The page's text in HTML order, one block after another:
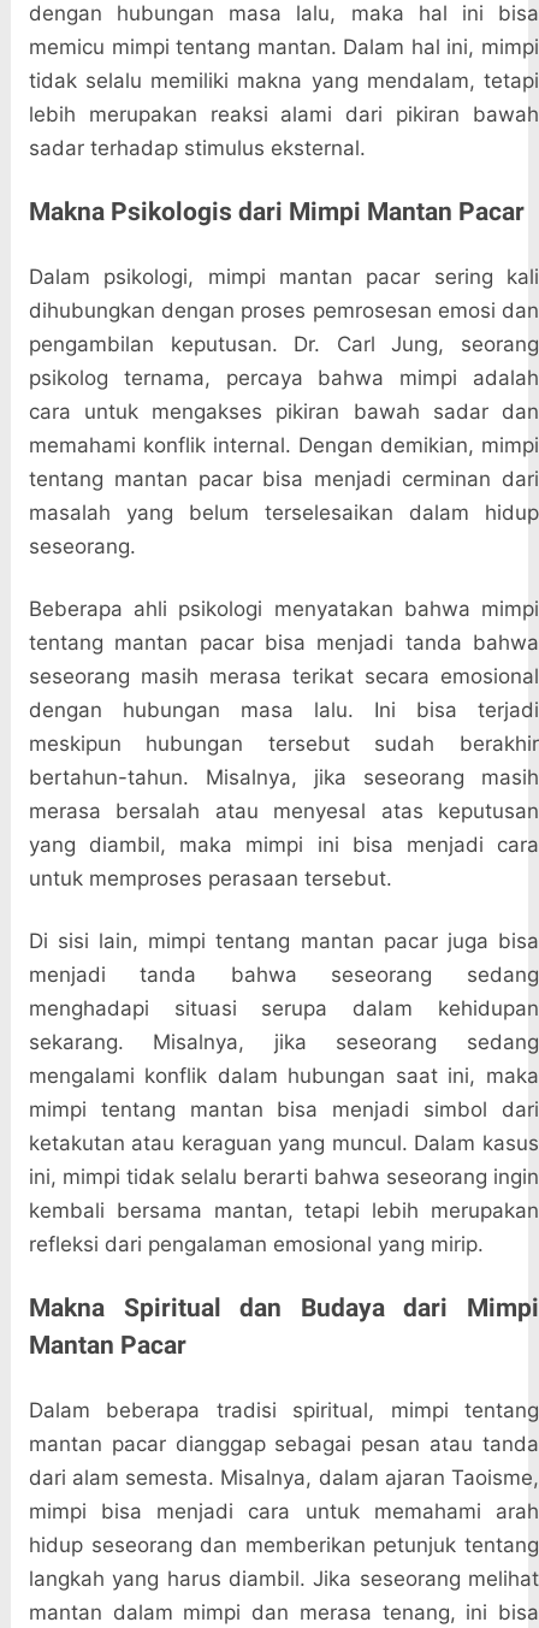
dengan hubungan masa lalu, maka hal ini bisa
memicu mimpi tentang mantan. Dalam hal ini, mimpi
tidak selalu memiliki makna yang mendalam, tetapi
lebih merupakan reaksi alami dari pikiran bawah
sadar terhadap stimulus eksternal.
Makna Psikologis dari Mimpi Mantan Pacar
Dalam psikologi, mimpi mantan pacar sering kali
dihubungkan dengan proses pemrosesan emosi dan
pengambilan keputusan. Dr. Carl Jung, seorang
psikolog ternama, percaya bahwa mimpi adalah
cara untuk mengakses pikiran bawah sadar dan
memahami konflik internal. Dengan demikian, mimpi
tentang mantan pacar bisa menjadi cerminan dari
masalah yang belum terselesaikan dalam hidup
seseorang.
Beberapa ahli psikologi menyatakan bahwa mimpi
tentang mantan pacar bisa menjadi tanda bahwa
seseorang masih merasa terikat secara emosional
dengan hubungan masa lalu. Ini bisa terjadi
meskipun hubungan tersebut sudah berakhir
bertahun-tahun. Misalnya, jika seseorang masih
merasa bersalah atau menyesal atas keputusan
yang diambil, maka mimpi ini bisa menjadi cara
untuk memproses perasaan tersebut.
Di sisi lain, mimpi tentang mantan pacar juga bisa
menjadi tanda bahwa seseorang sedang
menghadapi situasi serupa dalam kehidupan
sekarang. Misalnya, jika seseorang sedang
mengalami konflik dalam hubungan saat ini, maka
mimpi tentang mantan bisa menjadi simbol dari
ketakutan atau keraguan yang muncul. Dalam kasus
ini, mimpi tidak selalu berarti bahwa seseorang ingin
kembali bersama mantan, tetapi lebih merupakan
refleksi dari pengalaman emosional yang mirip.
Makna Spiritual dan Budaya dari Mimpi
Mantan Pacar
Dalam beberapa tradisi spiritual, mimpi tentang
mantan pacar dianggap sebagai pesan atau tanda
dari alam semesta. Misalnya, dalam ajaran Taoisme,
mimpi bisa menjadi cara untuk memahami arah
hidup seseorang dan memberikan petunjuk tentang
langkah yang harus diambil. Jika seseorang melihat
mantan dalam mimpi dan merasa tenang, ini bisa